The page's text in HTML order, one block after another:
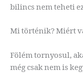
bilincs nem teheti
Mi történik? Miért
Fölém tornyosul,
még csak nem is